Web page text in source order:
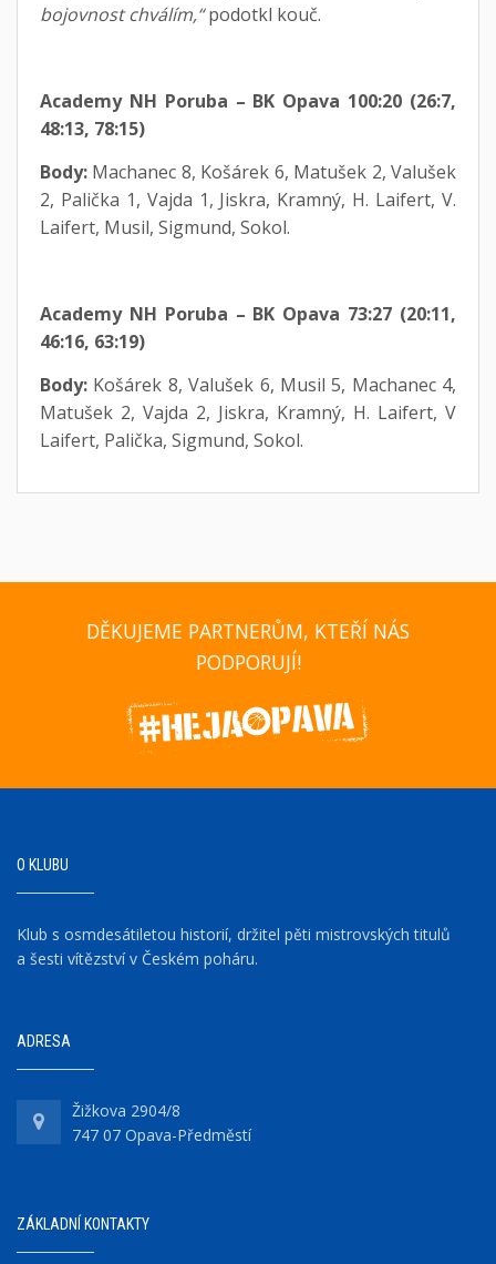
bojovnost chválím,“podotkl kouč.
Academy NH Poruba – BK Opava 100:20 (26:7,
48:13, 78:15)
Body:Machanec 8, Košárek 6, Matušek 2, Valušek
2, Palička 1, Vajda 1, Jiskra, Kramný, H. Laifert, V.
Laifert, Musil, Sigmund, Sokol.
Academy NH Poruba – BK Opava 73:27 (20:11,
46:16, 63:19)
Body:Košárek 8, Valušek 6, Musil 5, Machanec 4,
Matušek 2, Vajda 2, Jiskra, Kramný, H. Laifert, V
Laifert, Palička, Sigmund, Sokol.
DĚKUJEME PARTNERŮM, KTEŘÍ NÁS
PODPORUJÍ!
O KLUBU
Klub s osmdesátiletou historií, držitel pěti mistrovských titulů
a šesti vítězství v Českém poháru.
ADRESA
Žižkova 2904/8
747 07 Opava-Předměstí
ZÁKLADNÍ KONTAKTY